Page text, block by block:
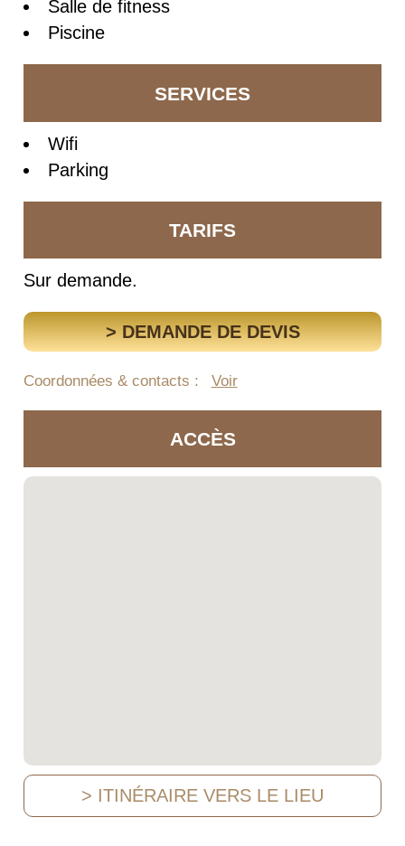
Salle de fitness
Piscine
SERVICES
Wifi
Parking
TARIFS
Sur demande.
> DEMANDE DE DEVIS
Coordonnées & contacts : Voir
ACCÈS
> ITINÉRAIRE VERS LE LIEU